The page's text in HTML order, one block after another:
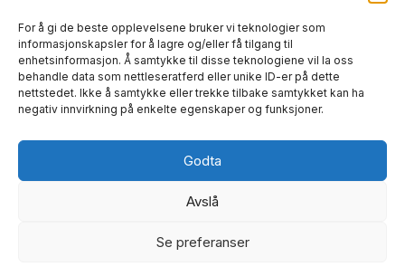
For å gi de beste opplevelsene bruker vi teknologier som
informasjonskapsler for å lagre og/eller få tilgang til
enhetsinformasjon. Å samtykke til disse teknologiene vil la oss
behandle data som nettleseratferd eller unike ID-er på dette
nettstedet. Ikke å samtykke eller trekke tilbake samtykket kan ha
negativ innvirkning på enkelte egenskaper og funksjoner.
Godta
Avslå
Se preferanser
LENKER
Hjem
Om meg
Ta kontakt
Copyright: Fotterapeut Gro anita W. Håpnes